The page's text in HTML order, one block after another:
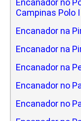
Encanador no
Campinas Polo I
Encanador na
Encanador na
Encanador na
Encanador no
Encanador no